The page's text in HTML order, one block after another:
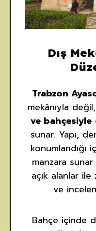
Dış
Trabzon
mekânıyla
ve bahçesiyle
sunar. Yapı,
konumlandığı
manzara
açık alanlar
ve
Bahçe içinde